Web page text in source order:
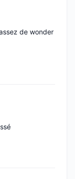
de wonder